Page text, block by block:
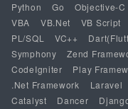
Python
Go Objective-C
VBA
VB.Net VB Script
PL/SQL
VC++
Symphony
Zend
CodeIgniter
Play
.Net Framework
Laravel
Catalyst
Dancer